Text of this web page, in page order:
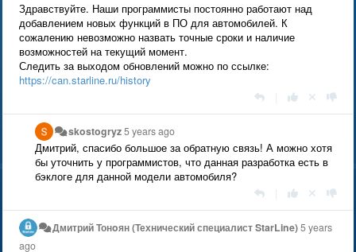
Здравствуйте. Наши программисты постоянно работают над
добавлением новых функций в ПО для автомобилей. К
сожалению невозможно назвать точные сроки и наличие
возможностей на текущий момент.
Следить за выходом обновлений можно по ссылке:
https://can.starline.ru/history
skostogryz5 years ago
Дмитрий, спасибо большое за обратную связь! А можно хотя
бы уточнить у программистов, что данная разработка есть в
бэклоге для данной модели автомобиля?
Дмитрий Тонoян (Технический специалист StarLine)5 years
ago